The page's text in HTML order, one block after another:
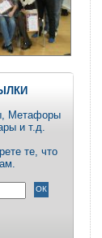
Метафоры
и т.д.
те, что